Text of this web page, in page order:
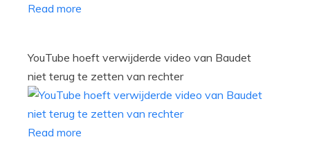
Read more
YouTube hoeft verwijderde video van Baudet
niet terug te zetten van rechter
Read more